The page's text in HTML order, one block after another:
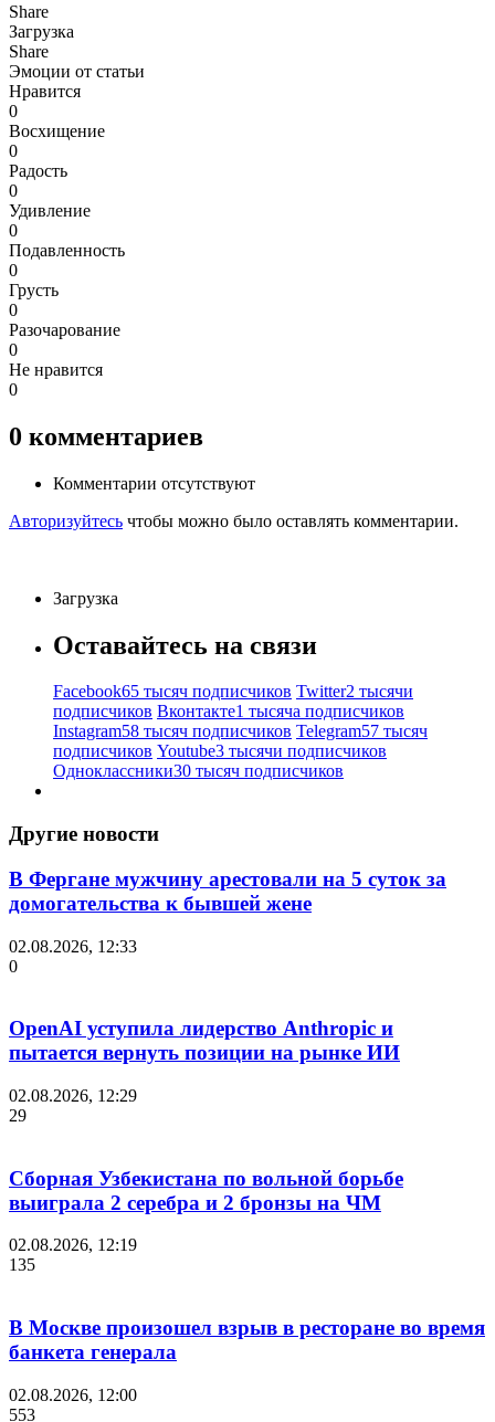
Share
Загрузка
Share
Эмоции от статьи
Нравится
0
Восхищение
0
Радость
0
Удивление
0
Подавленность
0
Грусть
0
Разочарование
0
Не нравится
0
0 комментариев
Комментарии отсутствуют
Авторизуйтесь чтобы можно было оставлять комментарии.
Загрузка
Оставайтесь на связи
Facebook65 тысяч подписчиков Twitter2 тысячи
подписчиков Вконтакте1 тысяча подписчиков
Instagram58 тысяч подписчиков Telegram57 тысяч
подписчиков Youtube3 тысячи подписчиков
Одноклассники30 тысяч подписчиков
Другие новости
В Фергане мужчину арестовали на 5 суток за
домогательства к бывшей жене
02.08.2026, 12:33
0
OpenAI уступила лидерство Anthropic и
пытается вернуть позиции на рынке ИИ
02.08.2026, 12:29
29
Сборная Узбекистана по вольной борьбе
выиграла 2 серебра и 2 бронзы на ЧМ
02.08.2026, 12:19
135
В Москве произошел взрыв в ресторане во время
банкета генерала
02.08.2026, 12:00
553